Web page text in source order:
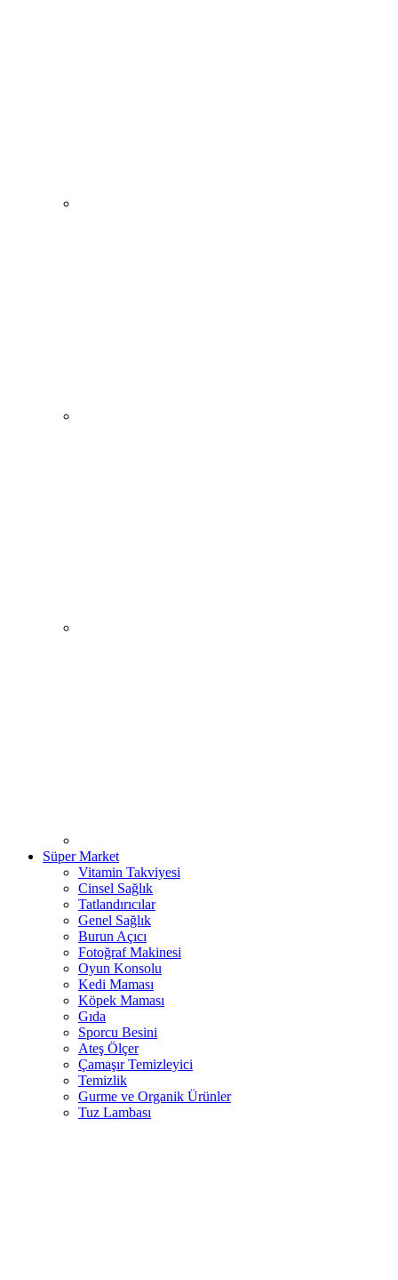
Süper Market
Vitamin Takviyesi
Cinsel Sağlık
Tatlandırıcılar
Genel Sağlık
Burun Açıcı
Fotoğraf Makinesi
Oyun Konsolu
Kedi Maması
Köpek Maması
Gıda
Sporcu Besini
Ateş Ölçer
Çamaşır Temizleyici
Temizlik
Gurme ve Organik Ürünler
Tuz Lambası